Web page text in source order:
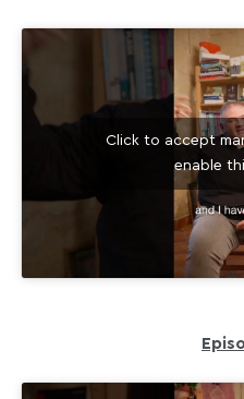
Click to accept
enable